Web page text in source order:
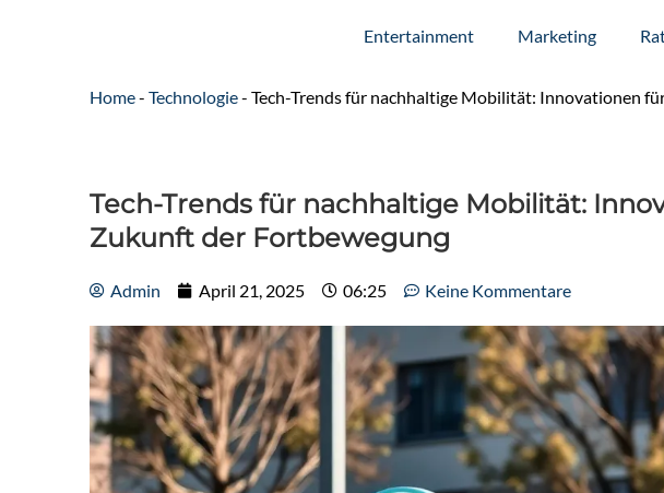
Entertainment Marketing
Home- Technologie- Tech-Trends für nachhaltige Mobilität: Innovationen
Tech-Trends für nachhaltige Mobilität:
Zukunft der Fortbewegung
Admin April 21, 2025 06:25 Keine Kommentare